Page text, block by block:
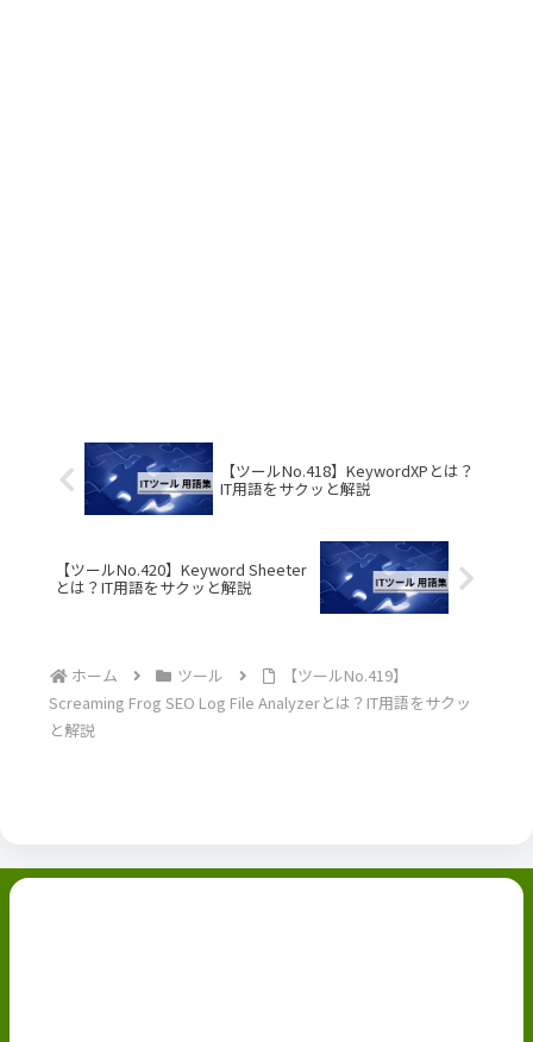
【ツールNo.418】KeywordXPとは？
IT用語をサクッと解説
【ツールNo.420】Keyword Sheeter
とは？IT用語をサクッと解説
ホーム ツール
【ツールNo.419】
Screaming Frog SEO Log File Analyzerとは？IT用語をサクッ
と解説